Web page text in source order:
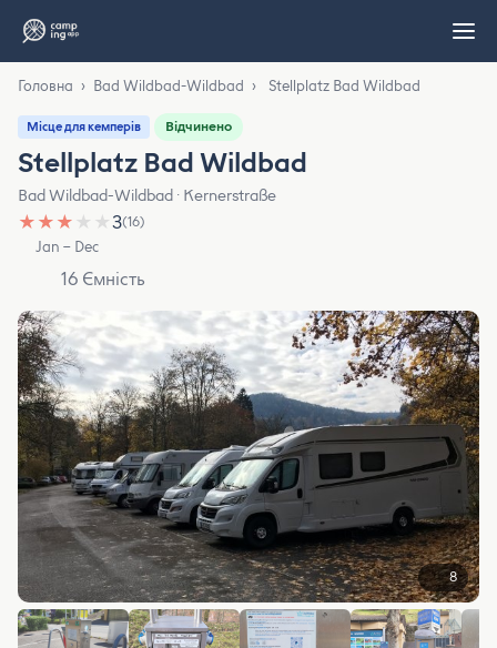
Головна › Bad Wildbad-Wildbad › Stellplatz Bad Wildbad
Місце для кемперів Відчинено
Stellplatz Bad Wildbad
Bad Wildbad-Wildbad · Kernerstraße
★ ★ ★ ★ ★3(16)
Jan – Dec
16 Ємність
8